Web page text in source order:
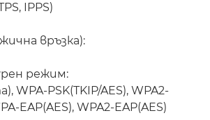
IPPS)
връзка):
режим:
WPA-PSK(TKIP/AES), WPA2-
EAP(AES), WPA2-EAP(AES)